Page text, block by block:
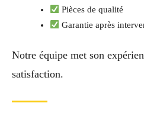
Pièces de qualité
Garantie après
Notre équipe met son
satisfaction.